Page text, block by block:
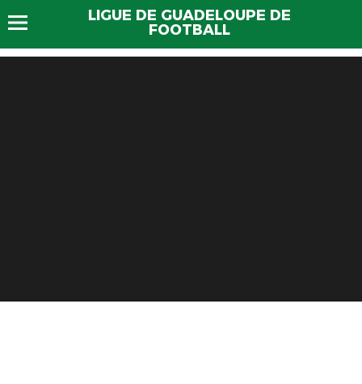
LIGUE DE GUADELOUPE DE
FOOTBALL